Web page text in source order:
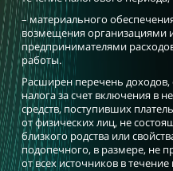
– материального
возмещения организациями
предпринимателями
работы.
Расширен перечень
налога за счет включения в
средств, поступивших
от физических лиц, не
близкого родства или
подопечного, в размере, не
от всех источников в